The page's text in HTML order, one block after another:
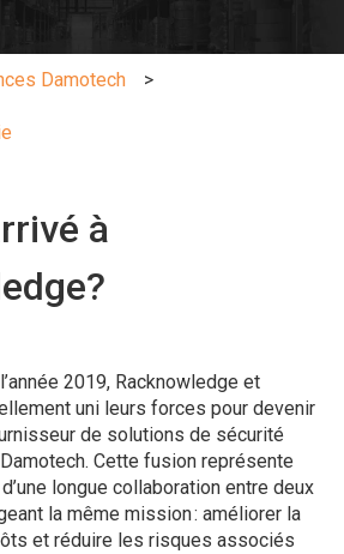
Damotech
à
2019, Racknowledge et
uni leurs forces pour devenir
de solutions de sécurité
Cette fusion représente
longue collaboration entre deux
la même mission : améliorer la
et réduire les risques associés